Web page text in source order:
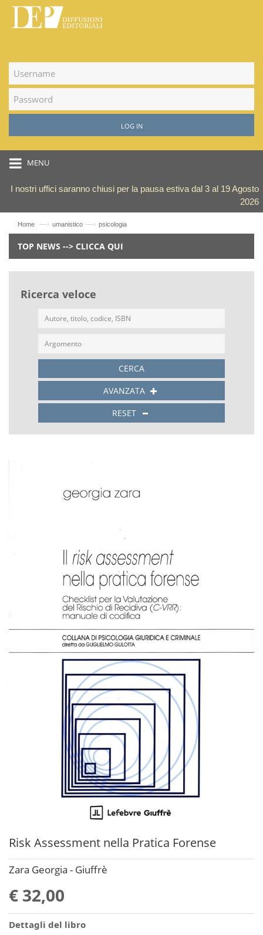
LOG IN
MENU
I nostri uffici saranno chiusi per la pausa estiva dal 3 al 19 Agosto
2026
Home —› umanistico —› psicologia
TOP NEWS --> CLICCA QUI
Ricerca veloce
CERCA
AVANZATA
RESET
Risk Assessment nella Pratica Forense
Zara Georgia - Giuffrè
€ 32,00
Dettagli del libro